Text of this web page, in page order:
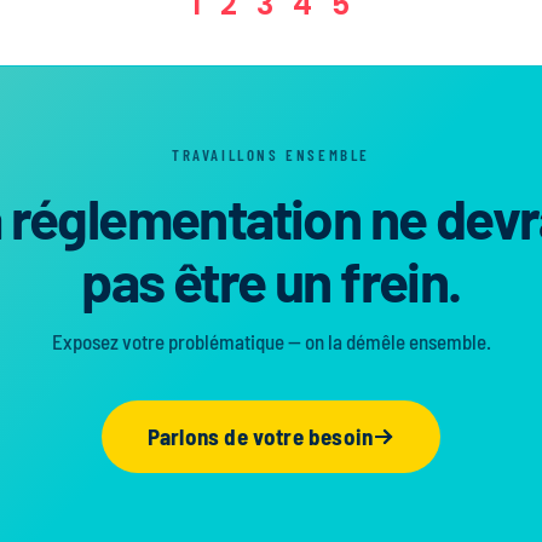
TRAVAILLONS ENSEMBLE
réglementation ne
pas être un frein.
Exposez votre problématique — on la démêle ensemble.
Parlons de votre besoin